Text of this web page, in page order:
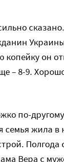
он
– 8-9.
по-
семья жила в
Вера с